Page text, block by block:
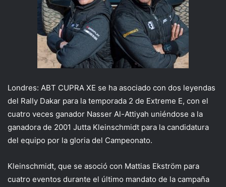
Londres: ABT CUPRA XE se ha asociado con dos leyendas
del Rally Dakar para la temporada 2 de Extreme E, con el
cuatro veces ganador Nasser Al-Attiyah uniéndose a la
ganadora de 2001 Jutta Kleinschmidt para la candidatura
del equipo por la gloria del Campeonato.
Kleinschmidt, que se asoció con Mattias Ekström para
cuatro eventos durante el último mandato de la campaña